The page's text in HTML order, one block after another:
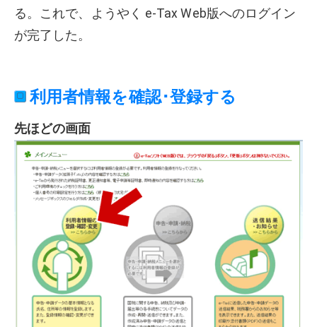
る。これで、ようやく e-Tax Web版へのログイン
が完了した。
利用者情報を確認･登録する
先ほどの画面